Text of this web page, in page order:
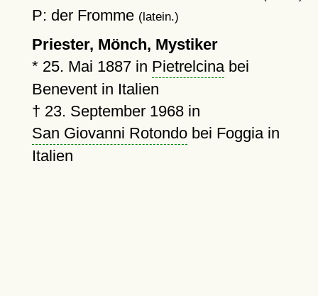
P: der Fromme (latein.)
Priester, Mönch, Mystiker
* 25. Mai 1887in Pietrelcinabei
Benevent in Italien
† 23. September 1968in
San Giovanni Rotondobei Foggia in
Italien